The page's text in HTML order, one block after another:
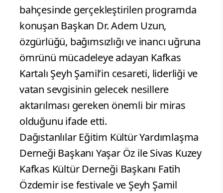
bahçesinde gerçekleştirilen programda
konuşan Başkan Dr. Adem Uzun,
özgürlüğü, bağımsızlığı ve inancı uğruna
ömrünü mücadeleye adayan Kafkas
Kartalı Şeyh Şamil’in cesareti, liderliği ve
vatan sevgisinin gelecek nesillere
aktarılması gereken önemli bir miras
olduğunu ifade etti.
Dağıstanlılar Eğitim Kültür Yardımlaşma
Derneği Başkanı Yaşar Öz ile Sivas Kuzey
Kafkas Kültür Derneği Başkanı Fatih
Özdemir ise festivale ve Şeyh Şamil